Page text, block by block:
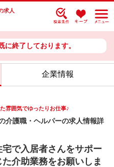
求人
に終了しております。
企業情報
雰囲気でゆったりお仕事♪
護職・ヘルパーの求人情報詳
で入居者さんをサポー
介助業務をお願いしま